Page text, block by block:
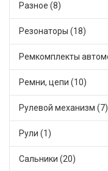
Разное (8)
Резонаторы (18)
Ремни, цепи (10)
Рулевой механизм (7)
Рули (1)
Сальники (20)